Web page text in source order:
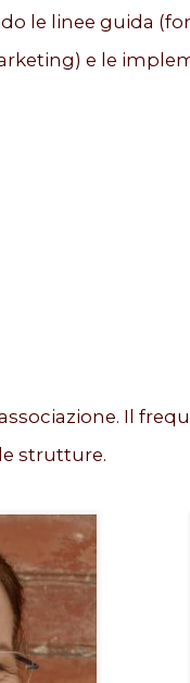
le linee guida
e le
Il
strutture.